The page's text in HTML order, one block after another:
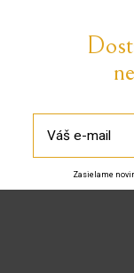
Zasielame